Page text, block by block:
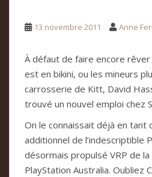
13 novembre 2011 Anne
À défaut de faire encore rêver
est en bikini, ou les mineurs
carrosserie de Kitt, David
trouvé un nouvel emploi chez
On le connaissait déjà en tant
additionnel de l’indescriptible
désormais propulsé VRP de
PlayStation Australia. Oubliez